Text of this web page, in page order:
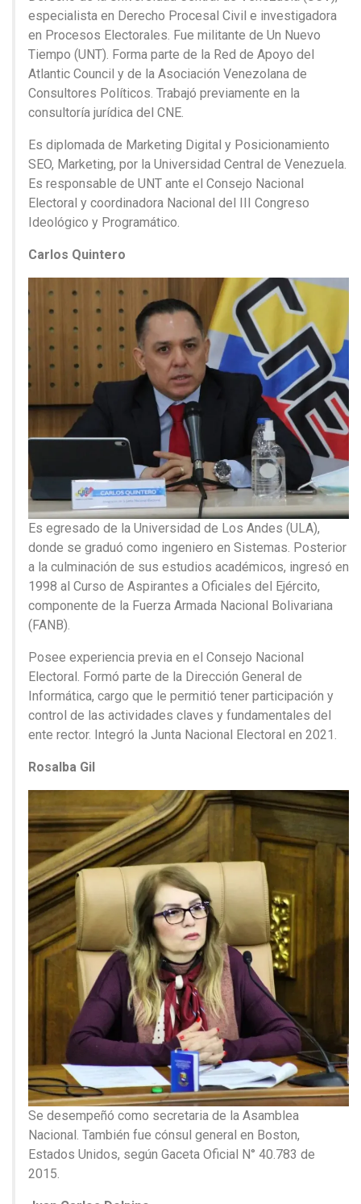
especialista en Derecho Procesal Civil e investigadora
en Procesos Electorales. Fue militante de Un Nuevo
Tiempo (UNT). Forma parte de la Red de Apoyo del
Atlantic Council y de la Asociación Venezolana de
Consultores Políticos. Trabajó previamente en la
consultoría jurídica del CNE.
Es diplomada de Marketing Digital y Posicionamiento
SEO, Marketing, por la Universidad Central de Venezuela.
Es responsable de UNT ante el Consejo Nacional
Electoral y coordinadora Nacional del III Congreso
Ideológico y Programático.
Carlos Quintero
Es egresado de la Universidad de Los Andes (ULA),
donde se graduó como ingeniero en Sistemas. Posterior
a la culminación de sus estudios académicos, ingresó en
1998 al Curso de Aspirantes a Oficiales del Ejército,
componente de la Fuerza Armada Nacional Bolivariana
(FANB).
Posee experiencia previa en el Consejo Nacional
Electoral. Formó parte de la Dirección General de
Informática, cargo que le permitió tener participación y
control de las actividades claves y fundamentales del
ente rector. Integró la Junta Nacional Electoral en 2021.
Rosalba Gil
Se desempeñó como secretaria de la Asamblea
Nacional. También fue cónsul general en Boston,
Estados Unidos, según Gaceta Oficial N° 40.783 de
2015.